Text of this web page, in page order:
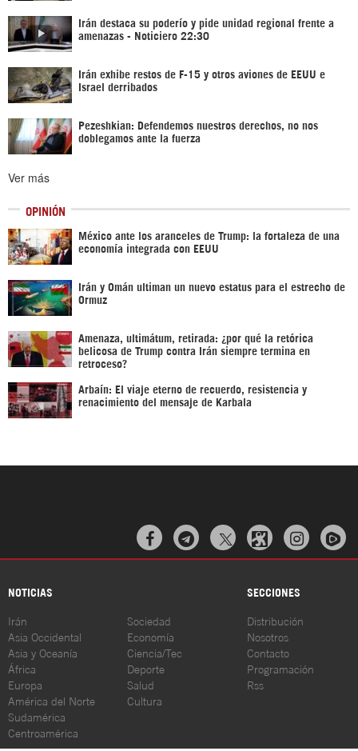
Irán destaca su poderío y pide unidad regional frente a
amenazas - Noticiero 22:30
Irán exhibe restos de F-15 y otros aviones de EEUU e
Israel derribados
Pezeshkian: Defendemos nuestros derechos, no nos
doblegamos ante la fuerza
Ver más
OPINIÓN
México ante los aranceles de Trump: la fortaleza de una
economía integrada con EEUU
Irán y Omán ultiman un nuevo estatus para el estrecho de
Ormuz
Amenaza, ultimátum, retirada: ¿por qué la retórica
belicosa de Trump contra Irán siempre termina en
retroceso?
Arbaín: El viaje eterno de recuerdo, resistencia y
renacimiento del mensaje de Karbala
  
NOTICIAS SECCIONES
Irán
Asia Occidental
Asia y Oceanía
África
Europa
América del Norte
Sudamérica
Centroamérica
Sociedad
Economía
Ciencia/Tec
Deporte
Salud
Cultura
Distribución
Nosotros
Contacto
Programación
Rss